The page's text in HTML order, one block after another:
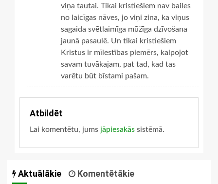
viņa tautai. Tikai kristiešiem nav bailes
no laicīgas nāves, jo viņi zina, ka viņus
sagaida svētlaimīga mūžīga dzīvošana
jaunā pasaulē. Un tikai kristiešiem
Kristus ir mīlestības piemērs, kalpojot
savam tuvākajam, pat tad, kad tas
varētu būt bīstami pašam.
Atbildēt
Lai komentētu, jums jāpiesakās sistēmā.
Aktuālākie Komentētākie